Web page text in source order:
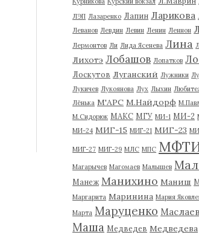
ЛЭП Лазаренко Лапин Ларикова
Леванов Левдин Левин Ленин Леннон
Лермонтов Ли Лида Ясенева Лина
Лихотэ Лобашов Лопатков
Лоскутов Луганский Лужники
Лукичев Лукоянова Лух Лыхин
Лёнька М'АРС М.Найдорф
М.Сидорюк МАКС МГУ МИ-1 МИ-2
МИ-24 МИГ-15 МИГ-21 МИГ-23
МИГ-27 МИГ-29 МЛС МПС
Магарычев Магомаев Малышев
Манеж Манихино Маниш
Маргарита Маринина Мария
Марта Маруценко Маслаев
Маша Медведев Медведева